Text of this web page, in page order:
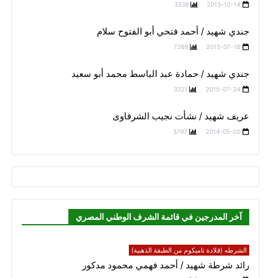
2013-10-14
3338
جندي شهيد / أحمد فتحي أبو الفتوح سلام
2015-07-18
7269
جندي شهيد / حمادة عبد الباسط محمد أبو سعيد
2015-07-24
3321
عريف شهيد / نشأت نجيب الشرقاوى
2014-05-02
3797
آخر المدرجين في قائمة الشرف الوطني المصري
الشرطه (قلادة تاميكوم من الطبقة الذهبية)
رائد شرطة شهيد / أحمد فهمي محمود مدكور